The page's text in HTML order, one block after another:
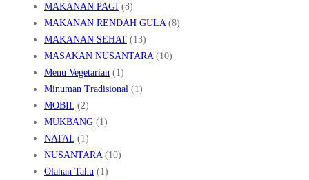
MAKANAN PAGI (8)
MAKANAN RENDAH GULA (8)
MAKANAN SEHAT (13)
MASAKAN NUSANTARA (10)
Menu Vegetarian (1)
Minuman Tradisional (1)
MOBIL (2)
MUKBANG (1)
NATAL (1)
NUSANTARA (10)
Olahan Tahu (1)